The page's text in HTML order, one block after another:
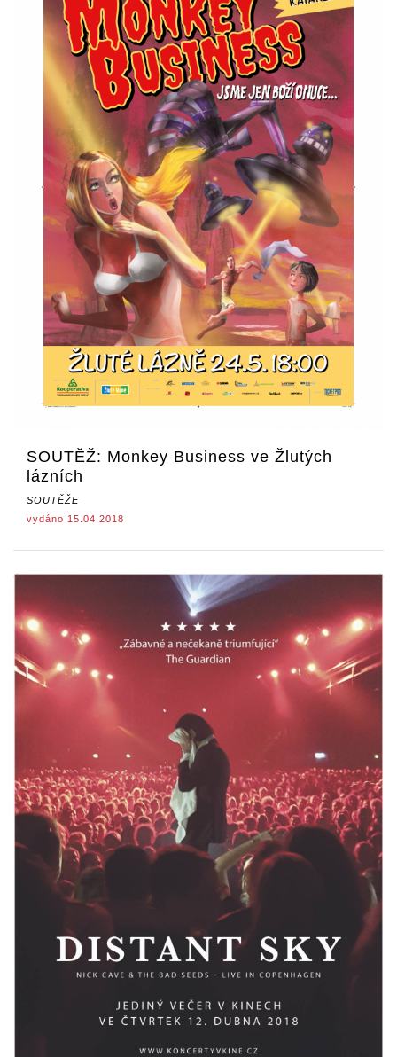
SOUTĚŽ: Monkey Business ve Žlutých
lázních
SOUTĚŽE
vydáno 15.04.2018